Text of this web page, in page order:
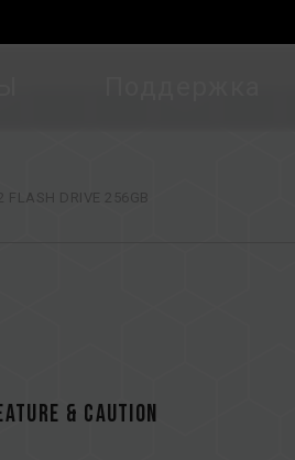
FLASH DRIVE 256GB
& CAUTION